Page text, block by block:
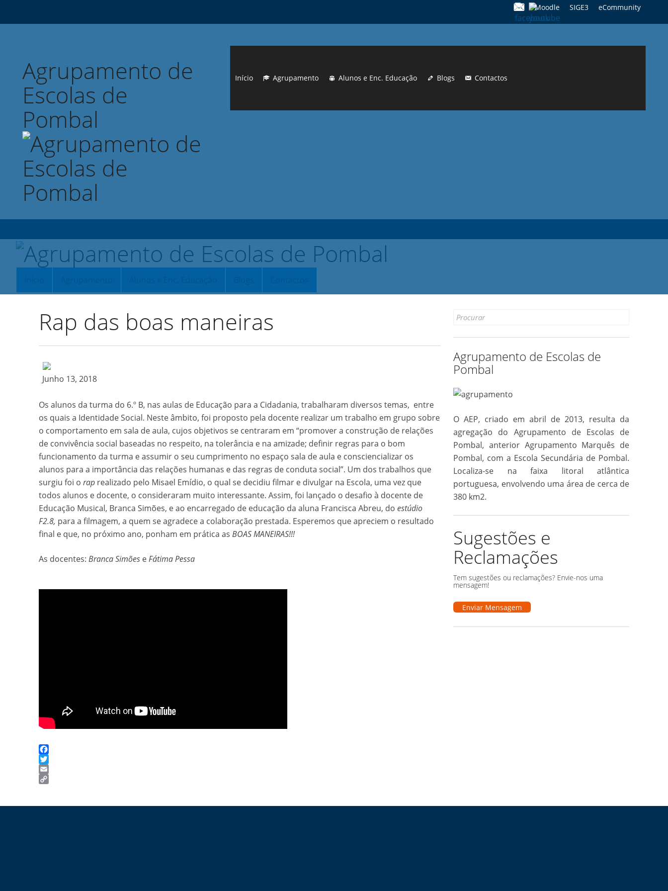
Moodle SIGE3 eCommunity
for:
Agrupamento de
Escolas de
Pombal
Início Agrupamento Alunos e Enc. Educação Blogs Contactos
Rap das boas maneiras
Junho 13, 2018
Os alunos da turma do 6.º B, nas aulas de Educação para a Cidadania, trabalharam diversos temas, entre
os quais a Identidade Social. Neste âmbito, foi proposto pela docente realizar um trabalho em grupo sobre
o comportamento em sala de aula, cujos objetivos se centraram em “promover a construção de relações
de convivência social baseadas no respeito, na tolerância e na amizade; definir regras para o bom
funcionamento da turma e assumir o seu cumprimento no espaço sala de aula e consciencializar os
alunos para a importância das relações humanas e das regras de conduta social”. Um dos trabalhos que
surgiu foi o raprealizado pelo Misael Emídio, o qual se decidiu filmar e divulgar na Escola, uma vez que
todos alunos e docente, o consideraram muito interessante. Assim, foi lançado o desafio à docente de
Educação Musical, Branca Simões, e ao encarregado de educação da aluna Francisca Abreu, do estúdio
F2.8, para a filmagem, a quem se agradece a colaboração prestada. Esperemos que apreciem o resultado
final e que, no próximo ano, ponham em prática as BOAS MANEIRAS!!!
As docentes: Branca SimõeseFátima Pessa
Facebook
Twitter
Email
Search
Agrupamento de Escolas de
Pombal
O AEP, criado em abril de 2013, resulta da
agregação do Agrupamento de Escolas de
Pombal, anterior Agrupamento Marquês de
Pombal, com a Escola Secundária de Pombal.
Localiza-se na faixa litoral atlântica
portuguesa, envolvendo uma área de cerca de
380 km2.
Sugestões e
Reclamações
Tem sugestões ou reclamações? Envie-nos uma
mensagem!
Enviar Mensagem